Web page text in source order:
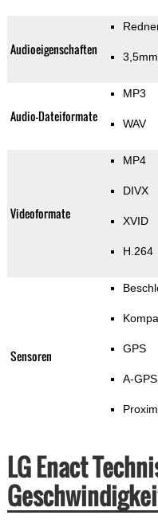
Audioeigenschaften
Audio-Dateiformate
MP3
WAV
Videoformate
MP4
DIVX
XVID
H.264
Sensoren GPS
A-GPS
LG Enact